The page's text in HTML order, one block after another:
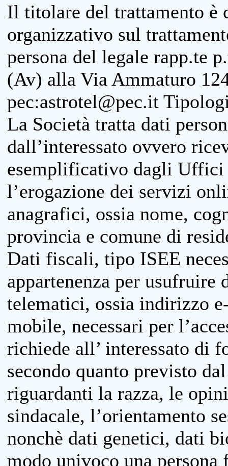
Il titolare del trattamento è
organizzativo sul
persona del legale rapp.te
(Av) alla Via Ammaturo
pec:astrotel@pec.it
La Società tratta dati
dall’interessato ovvero
esemplificativo dagli
l’erogazione dei servizi
anagrafici, ossia nome,
provincia e comune di
Dati fiscali, tipo ISEE
appartenenza per
telematici, ossia indirizzo
mobile, necessari per
richiede all’ interessato di
secondo quanto previsto
riguardanti la razza, le
sindacale, l’orientamento
nonchè dati genetici, dati
modo univoco una